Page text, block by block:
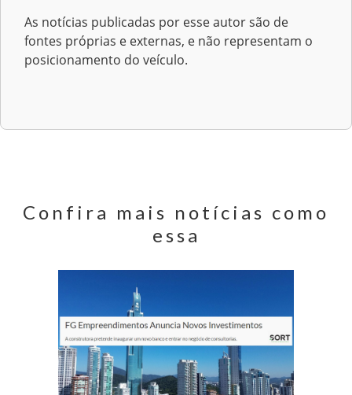
As notícias publicadas por esse autor são de
fontes próprias e externas, e não representam o
posicionamento do veículo.
Confira mais notícias como
essa